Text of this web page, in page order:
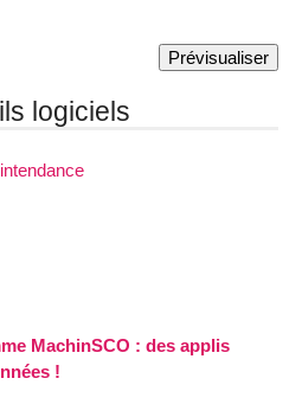
logiciels
MachinSCO : des applis
!